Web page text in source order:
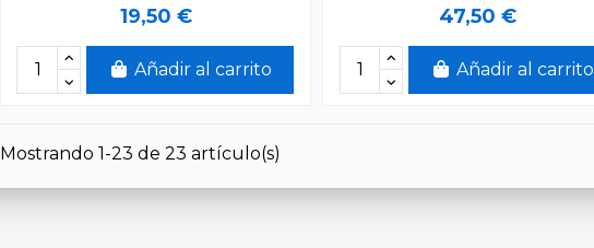
19,50 €
Añadir al carrito
47,50 €
Añadir al carrito
Mostrando 1-23 de 23 artículo(s)